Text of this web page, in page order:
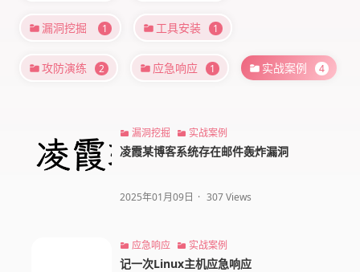
漏洞挖掘 1 工具安装 1
攻防演练 2 应急响应 1 实战案例 4
漏洞挖掘 实战案例
凌霞某博客系统存在邮件轰炸漏洞
2025年01月09日 · 307 Views
应急响应 实战案例
记一次Linux主机应急响应